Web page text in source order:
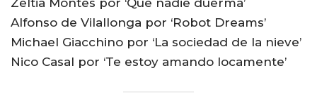
Alfonso de Vilallonga por ‘Robot Dreams’
Michael Giacchino por ‘La sociedad de la nieve’
Nico Casal por ‘Te estoy amando locamente’